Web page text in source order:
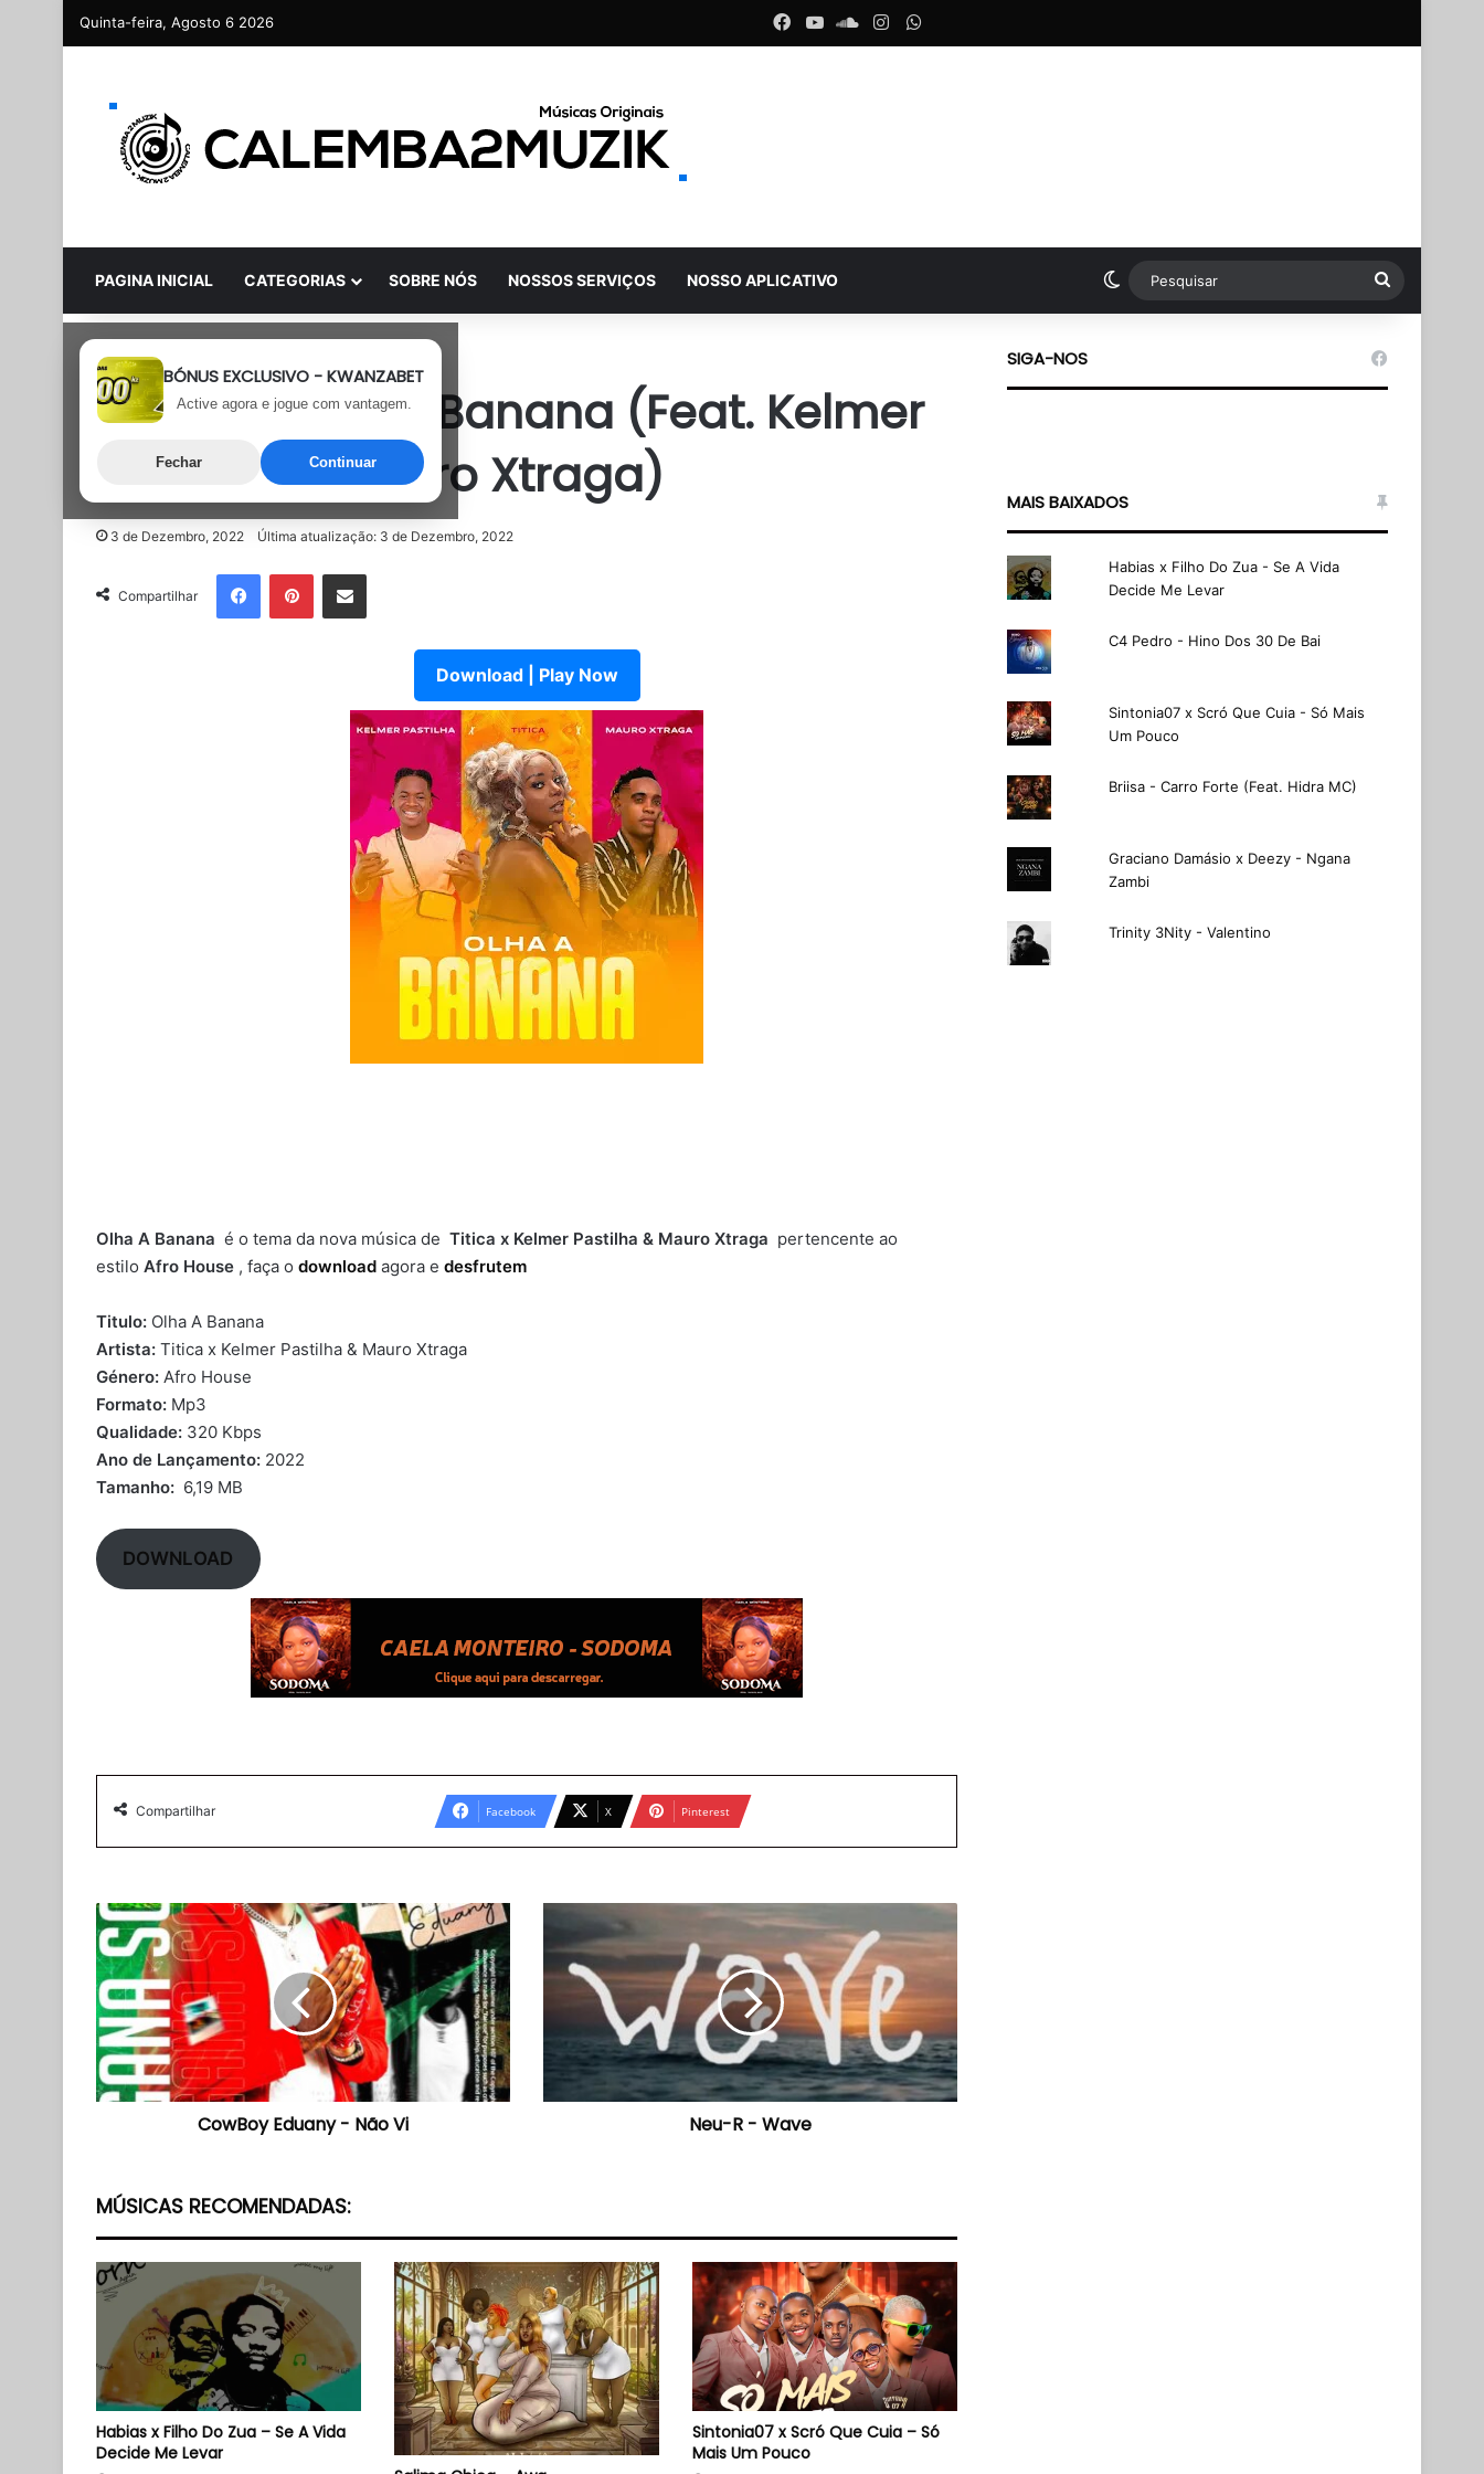
Quinta-feira, Agosto 6 2026 Facebook
YouTubeSoundCloud
Instagram
WhatsApp
PAGINA INICIAL CATEGORIAS SOBRE NÓS NOSSOS SERVIÇOS NOSSO APLICATIVO Switch skin Pesquisar
BÓNUS EXCLUSIVO - KWANZABET
Active agora e jogue com vantagem.
Fechar Continuar
Afro House
Titica – Olha A Banana (Feat. Kelmer
Pastilha & Mauro Xtraga)
3 de Dezembro, 2022 Última atualização: 3 de Dezembro, 2022
Compartilhar
FacebookPinterestPartilhar Via Email
Download | Play Now
Olha A Banana é o tema da nova música de Titica x Kelmer Pastilha & Mauro Xtraga pertencente ao
estilo Afro House , faça o download agora e desfrutem
Titulo: Olha A Banana
Artista: Titica x Kelmer Pastilha & Mauro Xtraga
Género: Afro House
Formato: Mp3
Qualidade: 320 Kbps
Ano de Lançamento: 2022
Tamanho: 6,19 MB
DOWNLOAD
Compartilhar Facebook X Pinterest
CowBoy
Eduany
-
Não
Vi
CowBoy Eduany - Não Vi
Wave
Neu-R - Wave
MÚSICAS RECOMENDADAS:
Habias x Filho Do Zua – Se A Vida
Decide Me Levar
Sintonia07 x Scró Que Cuia – Só
Mais Um Pouco
SIGA-NOS
MAIS BAIXADOS
Habias x Filho Do Zua - Se A Vida
Decide Me Levar
C4 Pedro - Hino Dos 30 De Bai
Sintonia07 x Scró Que Cuia - Só Mais
Um Pouco
Briisa - Carro Forte (Feat. Hidra MC)
Graciano Damásio x Deezy - Ngana
Zambi
Trinity 3Nity - Valentino